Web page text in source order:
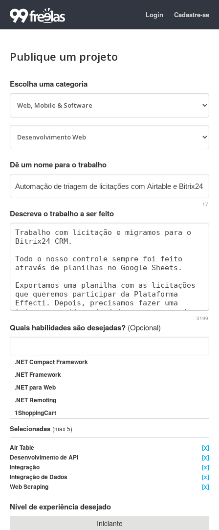
Login Cadastre-se
Publique um projeto
Escolha uma categoria
Dê um nome para o trabalho
17
Descreva o trabalho a ser feito
3199
Quais habilidades são desejadas? (Opcional)
.NET Compact Framework
.NET Framework
.NET para Web
.NET Remoting
1ShoppingCart
3DS Max
3GSM
4D Dimension
802.11
A&P
A-GPS
A2Billing
AAUS Scientific Diver
Selecionadas (max 5)
Air Table
[x]
Desenvolvimento de API
[x]
Integração
[x]
Integração de Dados
[x]
Web Scraping
[x]
Nível de experiência desejado
Iniciante